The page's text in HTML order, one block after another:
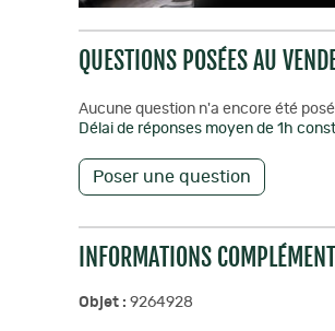
QUESTIONS POSÉES AU
Aucune question n'a encore été
Délai de réponses moyen de 1h
Poser une question
INFORMATIONS
Objet : 9264928